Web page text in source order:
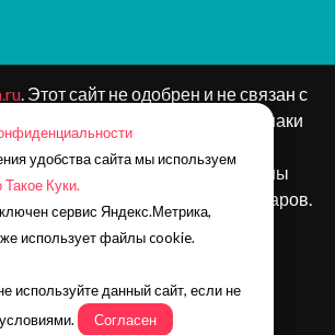
. Этот сайт не одобрен и не связан с
ее лицензиарами. Товарные знаки
соответствующих
и материалы игр защищены
Electronic Arts Inc. и ее лицензиаров.
Все права защищены.
simoleonru@yandex.ru
https://vk.com/simoleonru
https://zen.yandex.ru/simoleon
удобства сайта мы используем
Такое Куки.
сервис Яндекс.Метрика,
использует файлы cookie.
используйте данный сайт, если не
Согласен